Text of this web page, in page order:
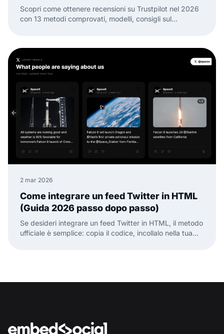
Scopri come ottenere recensioni su Trustpilot nel 2026
con 13 metodi comprovati, modelli, consigli sul
2 mar 2026
Come integrare un feed Twitter in HTML
(Guida 2026 passo dopo passo)
Se desideri integrare un feed Twitter in HTML, il metodo
ufficiale è semplice: copia il codice, incollalo nella tua